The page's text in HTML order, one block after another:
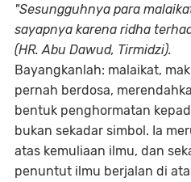
"Sesungguhnya para
sayapnya karena ridha
(HR. Abu Dawud, Tirmidzi).
Bayangkanlah: malaikat,
pernah berdosa,
bentuk penghormatan
bukan sekadar simbol. Ia
atas kemuliaan ilmu, dan
penuntut ilmu berjalan di